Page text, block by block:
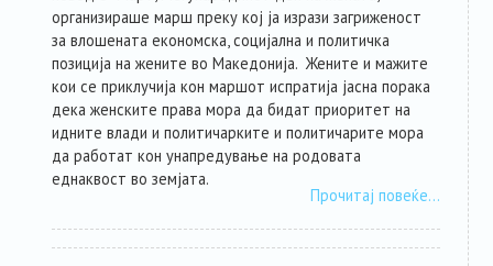
организираше марш преку кој ја изрази загриженост
за влошената економска, социјална и политичка
позиција на жените во Македонија. Жените и мажите
кои се приклучија кон маршот испратија јасна порака
дека женските права мора да бидат приоритет на
идните влади и политичарките и политичарите мора
да работат кон унапредување на родовата
еднаквост во земјата.
Прочитај повеќе…